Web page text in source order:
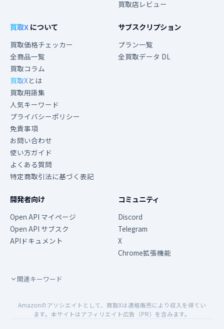
買取店レビュー
買取Xについて
買取価格チェッカー
全商品一覧
買取コラム
買取Xとは
買取用語集
人気キーワード
プライバシーポリシー
免責事項
お問い合わせ
使い方ガイド
よくある質問
特定商取引法に基づく表記
サブスクリプション
プラン一覧
全買取データ DL
開発者向け
Open API マイページ
Open API サブスク
APIドキュメント
コミュニティ
Discord
Telegram
X
Chrome拡張機能
関連キーワード
Amazonのアソシエイトとして、買取Xは適格販売により収入を得てい
ます。本サイトはアフィリエイト広告（PR）を含みます。